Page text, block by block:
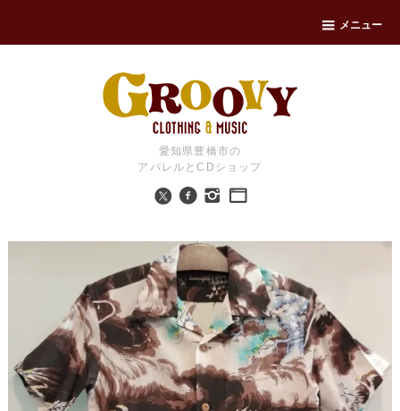
メニュー
愛知県豊橋市の
アパレルとCDショップ